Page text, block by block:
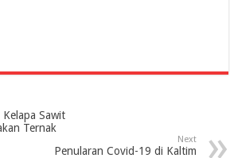
Sawit
Ternak
Next
Penularan Covid-19 di Kaltim